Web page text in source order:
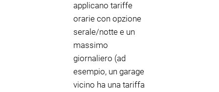
applicano tariffe
orarie con opzione
serale/notte e un
massimo
giornaliero (ad
esempio, un garage
vicino ha una tariffa